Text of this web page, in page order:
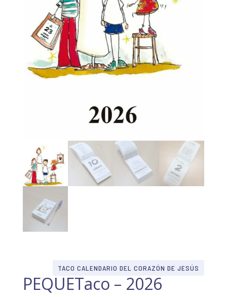
TACO CALENDARIO DEL CORAZÓN DE JESÚS
PEQUETaco – 2026